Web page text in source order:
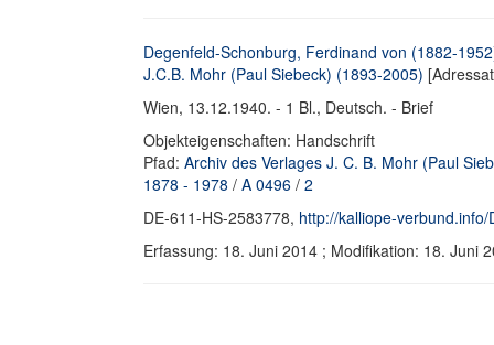
Degenfeld-Schonburg, Ferdinand von (1882-
J.C.B. Mohr (Paul Siebeck) (1893-2005)
Wien, 13.12.1940. - 1 Bl., Deutsch. - Brief
Objekteigenschaften: Handschrift
Pfad: Archiv des Verlages J. C. B. Mohr (Paul
1878 - 1978 / A 0496 / 2
DE-611-HS-2583778, http://kalliope-
Erfassung: 18. Juni 2014 ; Modifikation: 18. Juni